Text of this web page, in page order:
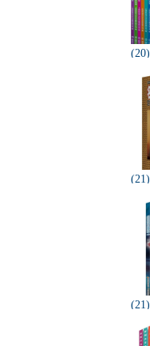
绘
全
月
籍
南
件
本
书